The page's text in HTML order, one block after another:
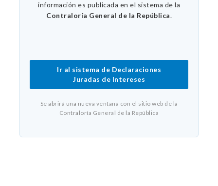
información es publicada en el sistema de la
Contraloría General de la República.
Ir al sistema de Declaraciones
Juradas de Intereses
Se abrirá una nueva ventana con el sitio web de la
Contraloría General de la República